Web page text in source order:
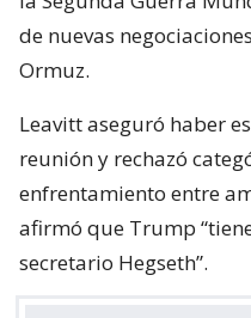
de nuevas
Ormuz.
Leavitt aseguró haber
reunión y rechazó
enfrentamiento entre
afirmó que Trump
secretario Hegseth”.